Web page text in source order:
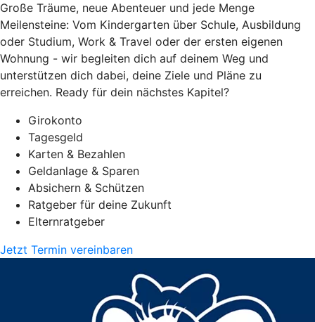
Große Träume, neue Abenteuer und jede Menge
Meilensteine: Vom Kindergarten über Schule, Ausbildung
oder Studium, Work & Travel oder der ersten eigenen
Wohnung - wir begleiten dich auf deinem Weg und
unterstützen dich dabei, deine Ziele und Pläne zu
erreichen. Ready für dein nächstes Kapitel?
Girokonto
Tagesgeld
Karten & Bezahlen
Geldanlage & Sparen
Absichern & Schützen
Ratgeber für deine Zukunft
Elternratgeber
Jetzt Termin vereinbaren